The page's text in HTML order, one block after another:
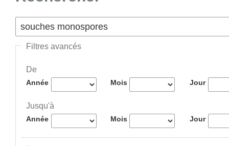
Filtres avancés
De
Année Mois Jour
Jusqu'à
Année Mois Jour